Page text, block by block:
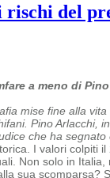
del
a meno di
mise fine alla
Pino
che ha
I valori colpiti
Non solo in Italia,
sua scomparsa?